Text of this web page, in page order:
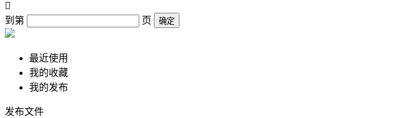

到第
页 确定
最近使用
我的收藏
我的发布
发布文件